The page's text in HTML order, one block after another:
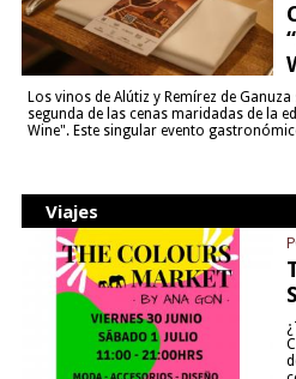
Los vinos de Alútiz y Remírez de
segunda de las cenas maridadas de la
Wine". Este singular evento
Viajes